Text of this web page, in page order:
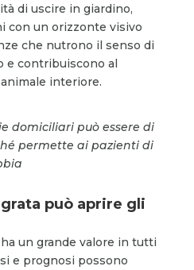
di uscire in giardino,
con un orizzonte visivo
che nutrono il senso di
e contribuiscono al
interiore.
domiciliari può essere di
permette ai pazienti di
può aprire gli
un grande valore in tutti
e prognosi possono